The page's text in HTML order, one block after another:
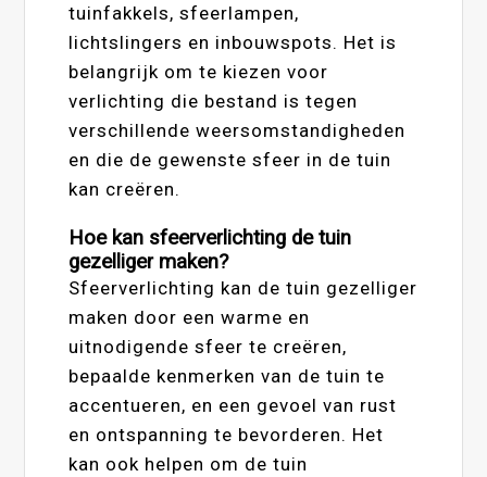
tuinfakkels, sfeerlampen,
lichtslingers en inbouwspots. Het is
belangrijk om te kiezen voor
verlichting die bestand is tegen
verschillende weersomstandigheden
en die de gewenste sfeer in de tuin
kan creëren.
Hoe kan sfeerverlichting de tuin
gezelliger maken?
Sfeerverlichting kan de tuin gezelliger
maken door een warme en
uitnodigende sfeer te creëren,
bepaalde kenmerken van de tuin te
accentueren, en een gevoel van rust
en ontspanning te bevorderen. Het
kan ook helpen om de tuin